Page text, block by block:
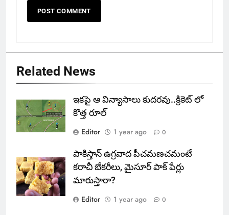
Related News
ఇకపై‌ ఆ విన్యాసాలు కుదరవు..క్రికెట్ లో
కొత్త రూల్
Editor
1 year ago 0
పాకిస్తాన్ ఉగ్రవాద పీచమణచమంటే
కరాచీ బేకరీలు, మైసూర్ పాక్ పేర్లు
మారుస్తారా?
Editor
1 year ago 0